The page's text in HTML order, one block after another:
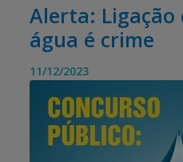
Alerta: Ligação
água é crime
11/12/2023